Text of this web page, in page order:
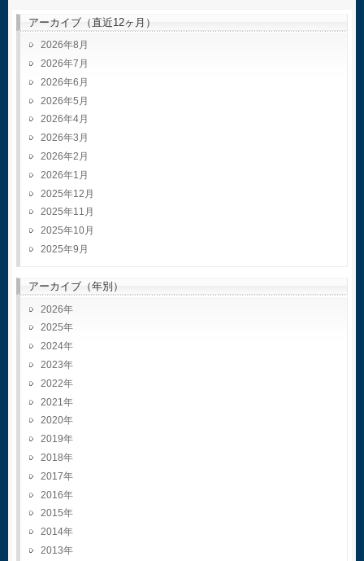
アーカイブ（直近12ヶ月）
2026年8月
2026年7月
2026年6月
2026年5月
2026年4月
2026年3月
2026年2月
2026年1月
2025年12月
2025年11月
2025年10月
2025年9月
アーカイブ（年別）
2026
2025
2024
2023
2022
2021
2020
2019
2018
2017
2016
2015
2014
2013